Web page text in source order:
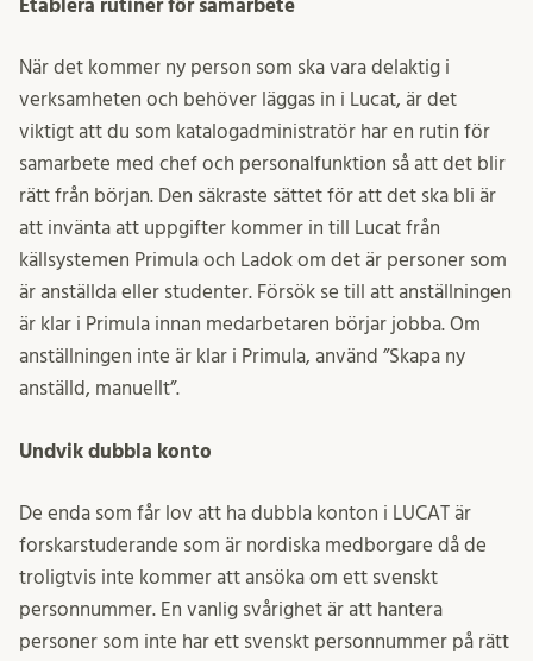
Etablera rutiner för samarbete
När det kommer ny person som ska vara delaktig i
verksamheten och behöver läggas in i Lucat, är det
viktigt att du som katalogadministratör har en rutin för
samarbete med chef och personalfunktion så att det blir
rätt från början. Den säkraste sättet för att det ska bli är
att invänta att uppgifter kommer in till Lucat från
källsystemen Primula och Ladok om det är personer som
är anställda eller studenter. Försök se till att anställningen
är klar i Primula innan medarbetaren börjar jobba.​ Om
anställningen inte är klar i Primula, använd ”Skapa ny
anställd, manuellt”.
Undvik dubbla konto
De enda som får lov att ha dubbla konton i LUCAT är
forskarstuderande som är nordiska medborgare då de
troligtvis inte kommer att ansöka om ett svenskt
personnummer.​ En vanlig svårighet är att hantera
personer som inte har ett svenskt personnummer på rätt